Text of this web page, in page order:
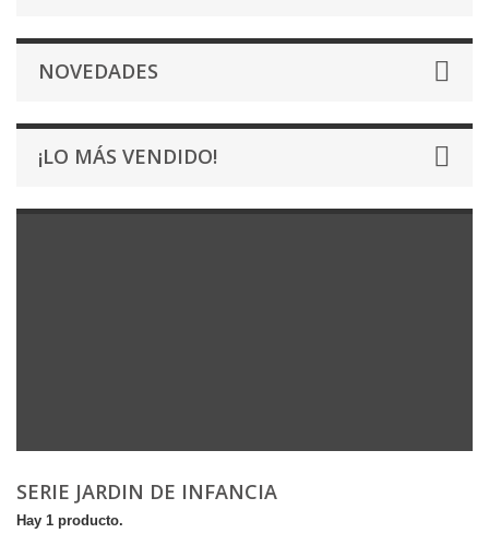
NOVEDADES
¡LO MÁS VENDIDO!
SERIE JARDIN DE INFANCIA
Hay 1 producto.